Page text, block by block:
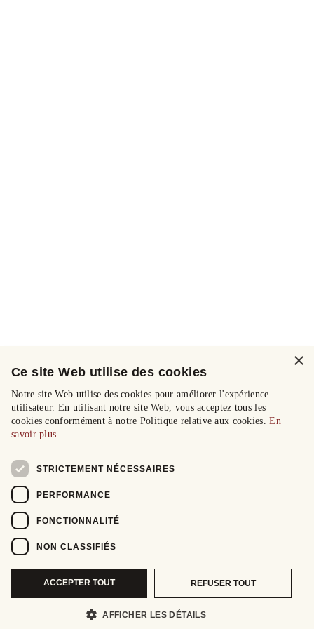
×
Ce site Web utilise des cookies
Notre site Web utilise des cookies pour améliorer l'expérience
utilisateur. En utilisant notre site Web, vous acceptez tous les
cookies conformément à notre Politique relative aux cookies.En
savoir plus
STRICTEMENT NÉCESSAIRES
PERFORMANCE
FONCTIONNALITÉ
NON CLASSIFIÉS
ACCEPTER TOUT REFUSER TOUT
AFFICHER LES DÉTAILS